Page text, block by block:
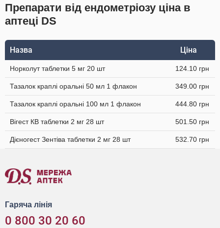
Препарати від ендометріозу ціна в
аптеці DS
Назва Ціна
Норколут таблетки 5 мг 20 шт 124.10 грн
Тазалок краплі оральні 50 мл 1 флакон 349.00 грн
Тазалок краплі оральні 100 мл 1 флакон 444.80 грн
Вігест КВ таблетки 2 мг 28 шт 501.50 грн
Дієногест Зентіва таблетки 2 мг 28 шт 532.70 грн
Гаряча лінія
0 800 30 20 60